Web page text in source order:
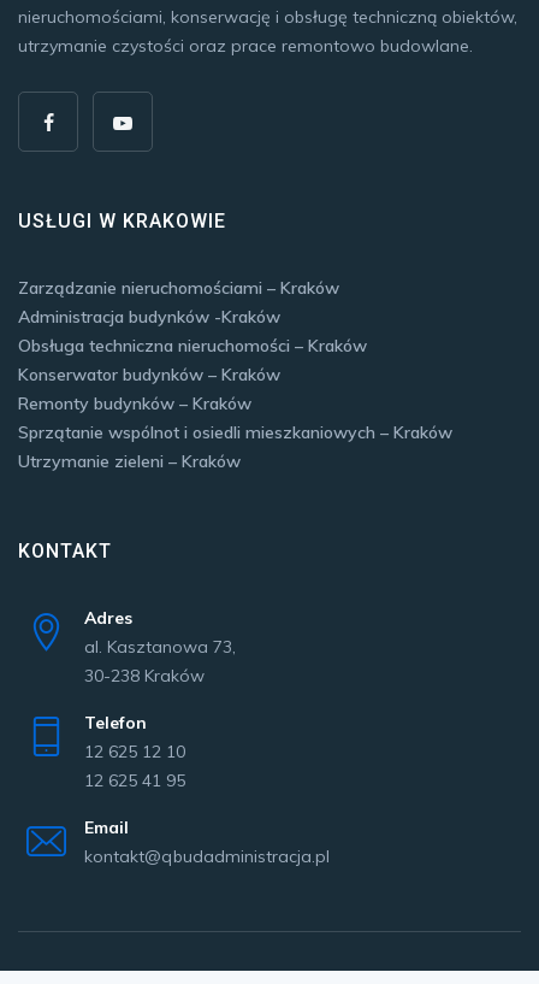
nieruchomościami, konserwację i obsługę techniczną obiektów,
utrzymanie czystości oraz prace remontowo budowlane.
USŁUGI W KRAKOWIE
Zarządzanie nieruchomościami – Kraków
Administracja budynków -Kraków
Obsługa techniczna nieruchomości – Kraków
Konserwator budynków – Kraków
Remonty budynków – Kraków
Sprzątanie wspólnot i osiedli mieszkaniowych – Kraków
Utrzymanie zieleni – Kraków
KONTAKT
Adres
al. Kasztanowa 73,
30-238 Kraków
Telefon
12 625 12 10
12 625 41 95
Email
kontakt@qbudadministracja.pl